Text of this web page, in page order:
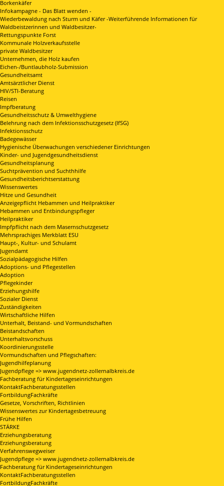
Borkenkäfer
Infokampagne - Das Blatt wenden -
Wiederbewaldung nach Sturm und Käfer -Weiterführende Informationen für
Waldbeistzerinnen und Waldbesitzer-
Rettungspunkte Forst
Kommunale Holzverkaufsstelle
private Waldbesitzer
Unternehmen, die Holz kaufen
Eichen-/Buntlaubholz-Submission
Gesundheitsamt
Amtsärztlicher Dienst
HIV/STI-Beratung
Reisen
Impfberatung
Gesundheitsschutz & Umwelthygiene
Belehrung nach dem Infektionsschutzgesetz (IfSG)
Infektionsschutz
Badegewässer
Hygienische Überwachungen verschiedener Einrichtungen
Kinder- und Jugendgesundheitsdienst
Gesundheitsplanung
Suchtprävention und Suchthhilfe
Gesundheitsberichtserstattung
Wissenswertes
Hitze und Gesundheit
Anzeigepflicht Hebammen und Heilpraktiker
Hebammen und Entbindungspfleger
Heilpraktiker
Impfpflicht nach dem Masernschutzgesetz
Mehrsprachiges Merkblatt ESU
Haupt-, Kultur- und Schulamt
Jugendamt
Sozialpädagogische Hilfen
Adoptions- und Pflegestellen
Adoption
Pflegekinder
Erziehungshilfe
Sozialer Dienst
Zuständigkeiten
Wirtschaftliche Hilfen
Unterhalt, Beistand- und Vormundschaften
Beistandschaften
Unterhaltsvorschuss
Koordinierungsstelle
Vormundschaften und Pflegschaften:
Jugendhilfeplanung
Jugendpflege => www.jugendnetz-zollernalbkreis.de
Fachberatung für Kindertageseinrichtungen
KontaktFachberatungsstellen
FortbildungFachkräfte
Gesetze, Vorschriften, Richtlinien
Wissenswertes zur Kindertagesbetreuung
Frühe Hilfen
STÄRKE
Erziehungsberatung
Erziehungsberatung
Verfahrenswegweiser
Jugendpflege => www.jugendnetz-zollernalbkreis.de
Fachberatung für Kindertageseinrichtungen
KontaktFachberatungsstellen
FortbildungFachkräfte